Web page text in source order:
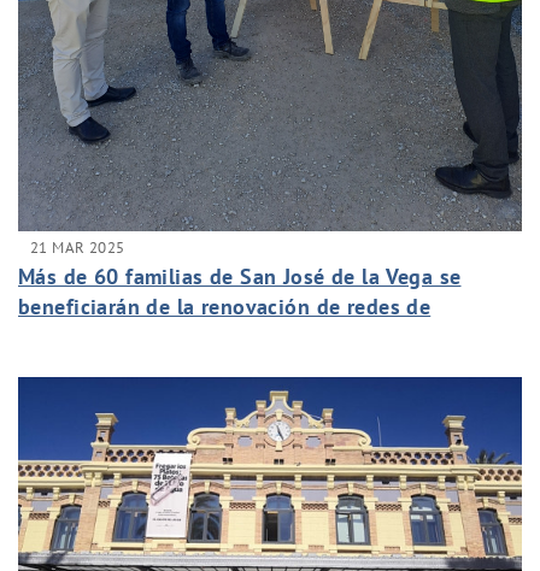
21 MAR 2025
Más de 60 familias de San José de la Vega se
beneficiarán de la renovación de redes de